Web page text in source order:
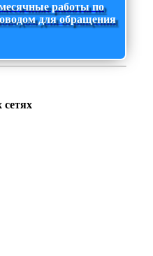
работы по
для обращения
сетях